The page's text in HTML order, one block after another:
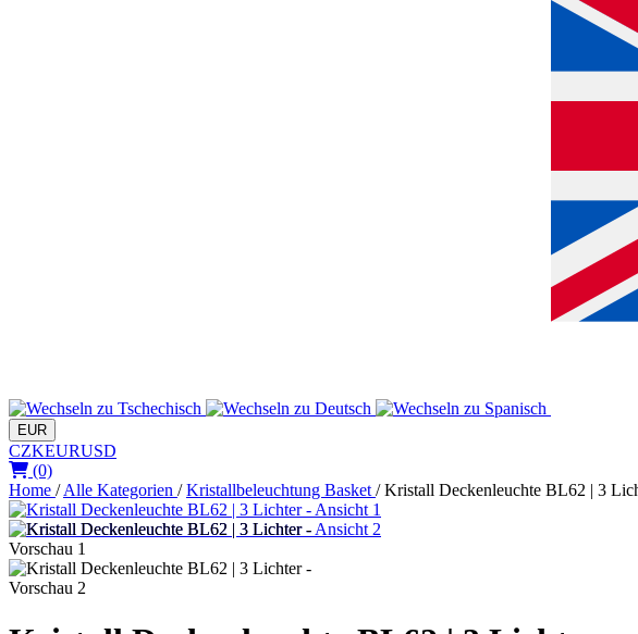
EUR
CZKEURUSD
(0)
Home / Alle Kategorien / Kristallbeleuchtung Basket / Kristall Deckenleuchte BL62 | 3